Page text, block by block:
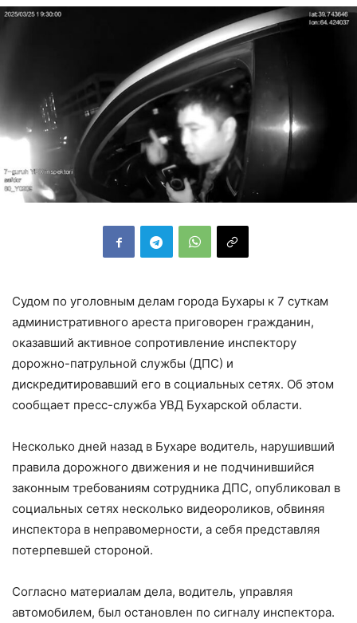
Судом по уголовным делам города Бухары к 7 суткам
административного ареста приговорен гражданин,
оказавший активное сопротивление инспектору
дорожно-патрульной службы (ДПС) и
дискредитировавший его в социальных сетях. Об этом
сообщает пресс-служба УВД Бухарской области.
Несколько дней назад в Бухаре водитель, нарушивший
правила дорожного движения и не подчинившийся
законным требованиям сотрудника ДПС, опубликовал в
социальных сетях несколько видеороликов, обвиняя
инспектора в неправомерности, а себя представляя
потерпевшей стороной.
Согласно материалам дела, водитель, управляя
автомобилем, был остановлен по сигналу инспектора.